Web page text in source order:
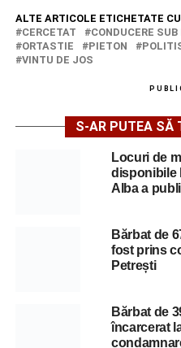
ALTE ARTICOLE ETICHETATE
CERCETAT
CONDUCERE
ORTASTIE
PIETON
VINTU DE JOS
S-AR PUTEA SĂ
Locuri de
disponibile
Alba a
Bărbat de
fost prins
Petrești
Bărbat de
încarcerat